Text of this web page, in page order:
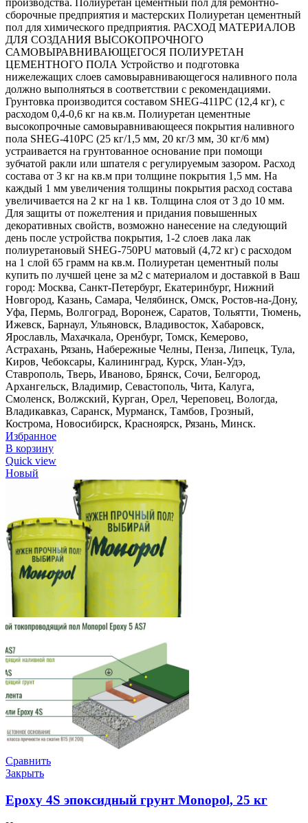
производства. Полиуретан цементный пол для ремонтно-
сборочные предприятия и мастерских Полиуретан цементный
пол для химического предприятия. РАСХОД МАТЕРИАЛОВ
ДЛЯ СОЗДАНИЯ ВЫСОКОПРОЧНОГО
САМОВЫРАВНИВАЮЩЕГОСЯ ПОЛИУРЕТАН
ЦЕМЕНТНОГО ПОЛА Устройство и подготовка
нижележащих слоев самовыравнивающегося наливного пола
должно выполняться в соответствии с рекомендациями.
Грунтовка производится составом SHEG-411PC (12,4 кг), с
расходом 0,4-0,6 кг на кв.м. Полиуретан цементные
высокопрочные самовыравнивающееся покрытия наливного
пола SHEG-410PC (25 кг/1,5 мм, 20 кг/3 мм, 30 кг/6 мм)
устраивается на грунтованное основание при помощи
зубчатой ракли или шпателя с регулируемым зазором. Расход
состава от 3 кг на кв.м при толщине покрытия 1,5 мм. На
каждый 1 мм увеличения толщины покрытия расход состава
увеличивается на 2 кг на 1 кв. Толщина слоя от 3 до 10 мм.
Для защиты от пожелтения и придания повышенных
декоративных свойств, возможно нанесение на следующий
день после устройства покрытия, 1-2 слоев лака лак
полиуретановый SHEG-750PU матовый (4,72 кг) с расходом
на 1 слой 65 грамм на кв.м. Полиуретан цементный полы
купить по лучшей цене за м2 с материалом и доставкой в Ваш
город: Москва, Санкт-Петербург, Екатеринбург, Нижний
Новгород, Казань, Самара, Челябинск, Омск, Ростов-на-Дону,
Уфа, Пермь, Волгоград, Воронеж, Саратов, Тольятти, Тюмень,
Ижевск, Барнаул, Ульяновск, Владивосток, Хабаровск,
Ярославль, Махачкала, Оренбург, Томск, Кемерово,
Астрахань, Рязань, Набережные Челны, Пенза, Липецк, Тула,
Киров, Чебоксары, Калининград, Курск, Улан-Удэ,
Ставрополь, Тверь, Иваново, Брянск, Сочи, Белгород,
Архангельск, Владимир, Севастополь, Чита, Калуга,
Смоленск, Волжский, Курган, Орел, Череповец, Вологда,
Владикавказ, Саранск, Мурманск, Тамбов, Грозный,
Кострома, Новосибирск, Красноярск, Рязань, Минск.
Избранное
В корзину
Quick view
Новый
Сравнить
Закрыть
Epoxy 4S эпоксидный грунт Monopol, 25 кг